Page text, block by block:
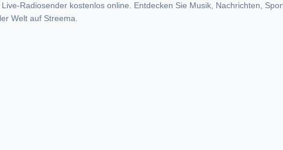
Radiosender kostenlos online. Entdecken Sie Musik, Nachrichten,
Welt auf Streema.